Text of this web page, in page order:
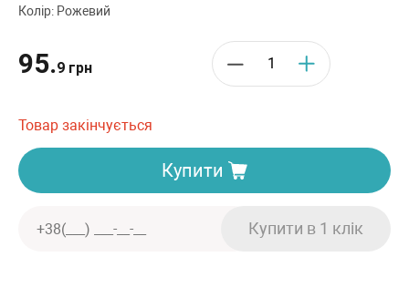
Колір: Рожевий
95.9 грн
Товар закінчується
Купити